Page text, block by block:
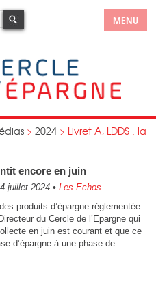
MENU
> 2024 > Livret A, LDDS : la
encore en juin
juillet 2024• Les Echos
produits d’épargne réglementée
du Cercle de l’Epargne qui
en juin est courant et que ce
d’épargne à une phase de